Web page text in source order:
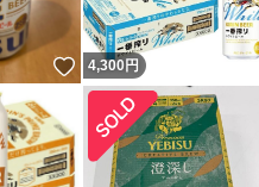
いいね！
4,300 円